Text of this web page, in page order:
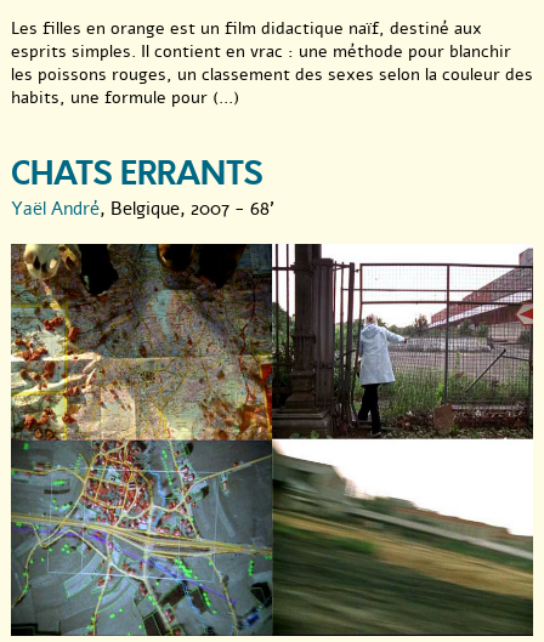
Les filles en orange est un film didactique naïf, destiné aux
esprits simples. Il contient en vrac : une méthode pour blanchir
les poissons rouges, un classement des sexes selon la couleur des
habits, une formule pour (...)
CHATS ERRANTS
Yaël André, Belgique, 2007 - 68'